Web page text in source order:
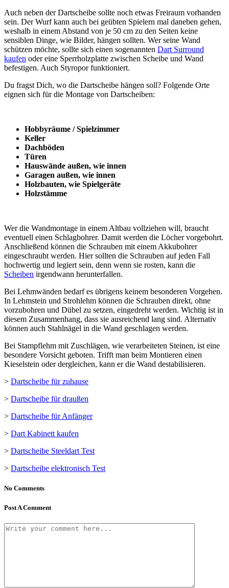
Auch neben der Dartscheibe sollte noch etwas Freiraum vorhanden
sein. Der Wurf kann auch bei geübten Spielern mal daneben gehen,
weshalb in einem Abstand von je 50 cm zu den Seiten keine
sensiblen Dinge, wie Bilder, hängen sollten. Wer seine Wand
schützen möchte, sollte sich einen sogenannten Dart Surround
kaufen oder eine Sperrholzplatte zwischen Scheibe und Wand
befestigen. Auch Styropor funktioniert.
Du fragst Dich, wo die Dartscheibe hängen soll? Folgende Orte
eignen sich für die Montage von Dartscheiben:
Hobbyräume / Spielzimmer
Keller
Dachböden
Türen
Hauswände außen, wie innen
Garagen außen, wie innen
Holzbauten, wie Spielgeräte
Holzstämme
Wer die Wandmontage in einem Altbau vollziehen will, braucht
eventuell einen Schlagbohrer. Damit werden die Löcher vorgebohrt.
Anschließend können die Schrauben mit einem Akkubohrer
eingeschraubt werden. Hier sollten die Schrauben auf jeden Fall
hochwertig und legiert sein, denn wenn sie rosten, kann die
Scheiben irgendwann herunterfallen.
Bei Lehmwänden bedarf es übrigens keinem besonderen Vorgehen.
In Lehmstein und Strohlehm können die Schrauben direkt, ohne
vorzubohren und Dübel zu setzen, eingedreht werden. Wichtig ist in
diesem Zusammenhang, dass sie ausreichend lang sind. Alternativ
können auch Stahlnägel in die Wand geschlagen werden.
Bei Stampflehm mit Zuschlägen, wie verarbeiteten Steinen, ist eine
besondere Vorsicht geboten. Trifft man beim Montieren einen
Kieselstein oder dergleichen, kann er die Wand destabilisieren.
> Dartscheibe für zuhause
> Dartscheibe für draußen
> Dartscheibe für Anfänger
> Dart Kabinett kaufen
> Dartscheibe Steeldart Test
> Dartscheibe elektronisch Test
No Comments
Post A Comment